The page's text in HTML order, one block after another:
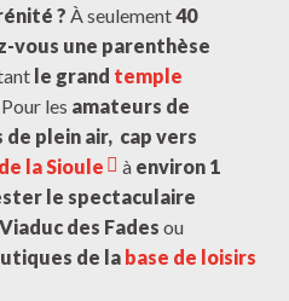
? À seulement40
vous une parenthèse
le grand temple
Pour les amateurs de
de plein air, cap vers
la Sioule à environ 1
le spectaculaire
Viaduc des Fades ou
de la base de loisirs